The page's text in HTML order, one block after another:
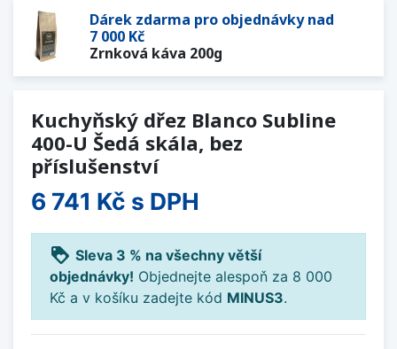
Dárek zdarma pro objednávky nad
7 000 Kč
Zrnková káva 200g
Kuchyňský dřez Blanco Subline
400-U Šedá skála, bez
příslušenství
6 741 Kč s DPH
loyalty Sleva 3 % na všechny větší
objednávky! Objednejte alespoň za 8 000
Kč a v košíku zadejte kód MINUS3.